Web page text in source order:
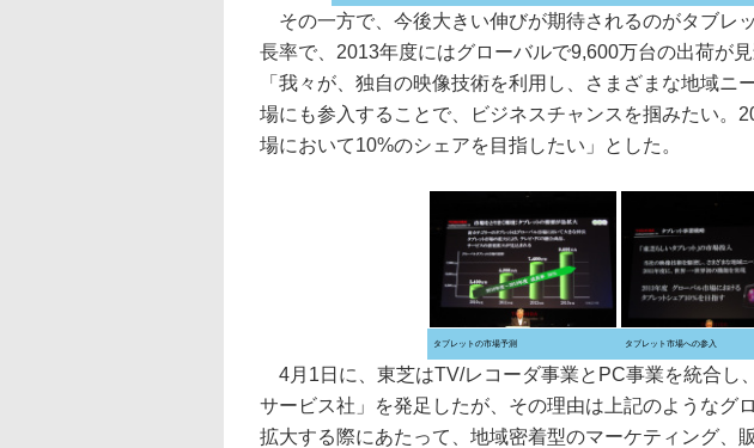
その一方で、今後大きい伸びが期待されるのがタブレ
長率で、2013年度にはグローバルで9,600万台の出荷が見
「我々が、独自の映像技術を利用し、さまざまな地域ニ
場にも参入することで、ビジネスチャンスを掴みたい。
場において10%のシェアを目指したい」とした。
タブレットの市場予測 タブレット市場への参入
4月1日に、東芝はTV/レコーダ事業とPC事業を統合し
サービス社」を発足したが、その理由は上記のようなグ
拡大する際にあたって、地域密着型のマーケティング、